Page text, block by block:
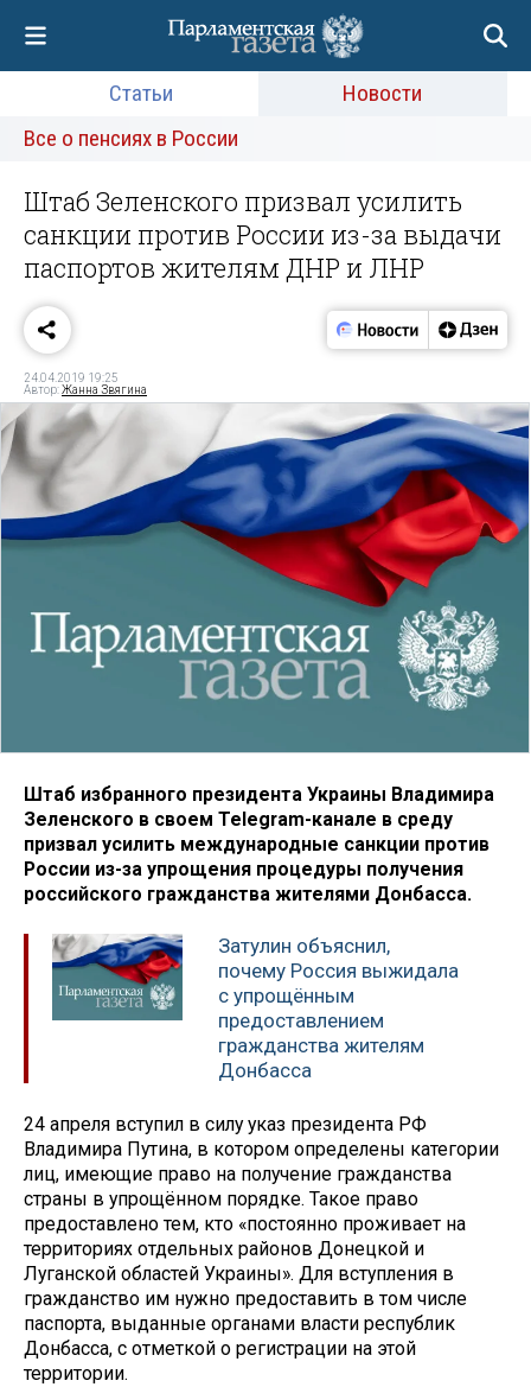
Статьи
Новости
Все о пенсиях в России
Штаб Зеленского призвал усилить
санкции против России из-за выдачи
паспортов жителям ДНР и ЛНР
24.04.2019 19:25
Автор:Жанна Звягина
Штаб избранного президента Украины Владимира
Зеленского в своем Telegram-канале в среду
призвал усилить международные санкции против
России из-за упрощения процедуры получения
российского гражданства жителями Донбасса.
Затулин объяснил,
почему Россия выжидала
с упрощённым
предоставлением
гражданства жителям
Донбасса
24 апреля вступил в силу указ президента РФ
Владимира Путина, в котором определены категории
лиц, имеющие право на получение гражданства
страны в упрощённом порядке. Такое право
предоставлено тем, кто «постоянно проживает на
территориях отдельных районов Донецкой и
Луганской областей Украины». Для вступления в
гражданство им нужно предоставить в том числе
паспорта, выданные органами власти республик
Донбасса, с отметкой о регистрации на этой
территории.